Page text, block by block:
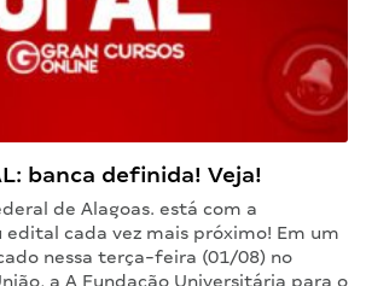
banca definida! Veja!
de Alagoas. está com a
edital cada vez mais próximo! Em um
nessa terça-feira (01/08) no
a A Fundação Universitária para o